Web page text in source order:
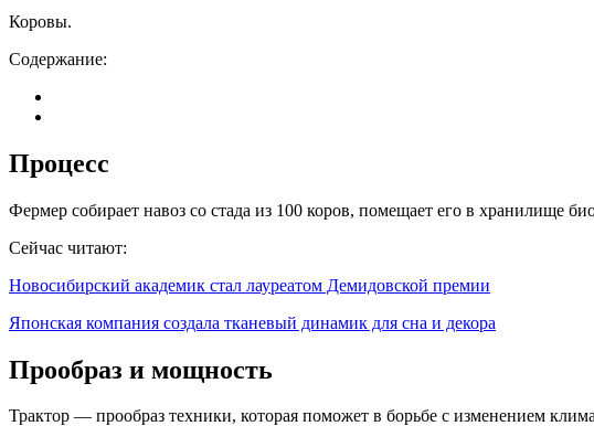
Коровы.
Содержание:
Процесс
Фермер собирает навоз со стада из 100 коров, помещает его в хранилище
Сейчас читают:
Новосибирский академик стал лауреатом Демидовской премии
Японская компания создала тканевый динамик для сна и декора
Прообраз и мощность
Трактор — прообраз техники, которая поможет в борьбе с изменением